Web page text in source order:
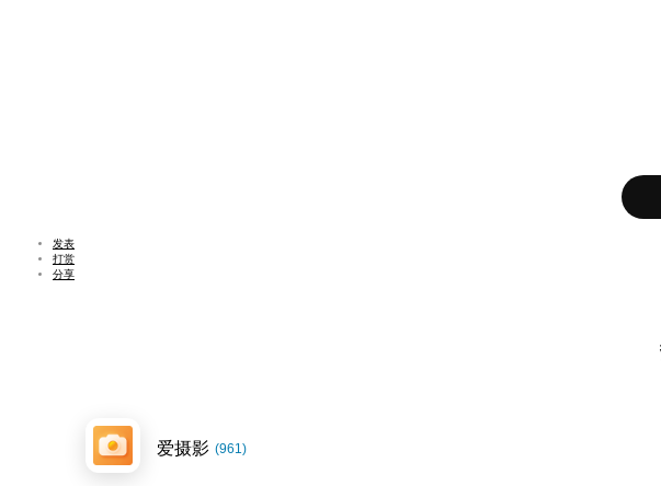
发表
打赏
分享
爱摄影 (961)